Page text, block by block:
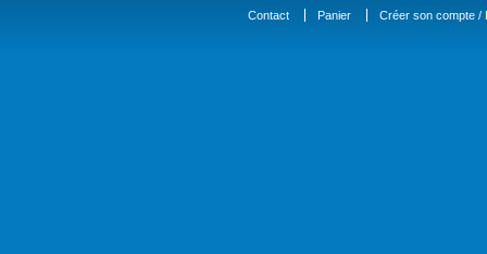
Contact Panier Créer son compte /